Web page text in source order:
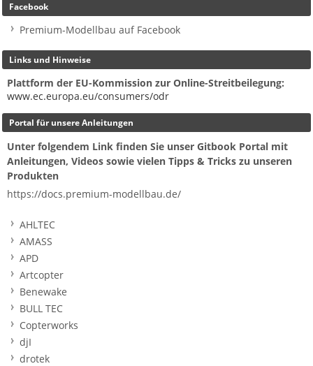
Facebook
Premium-Modellbau auf Facebook
Links und Hinweise
Plattform der EU-Kommission zur Online-Streitbeilegung:
www.ec.europa.eu/consumers/odr
Portal für unsere Anleitungen
Unter folgendem Link finden Sie unser Gitbook Portal mit
Anleitungen, Videos sowie vielen Tipps & Tricks zu unseren
Produkten
https://docs.premium-modellbau.de/
AHLTEC
AMASS
APD
Artcopter
Benewake
BULL TEC
Copterworks
djI
drotek